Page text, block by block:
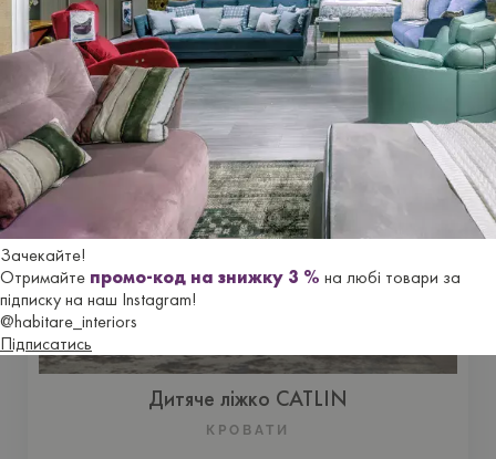
Зачекайте!
Отримайте промо-код на знижку 3 % на любі товари за
підписку на наш Instagram!
@habitare_interiors
Підписатись
Купить
Дитяче ліжко CATLIN
КРОВАТИ